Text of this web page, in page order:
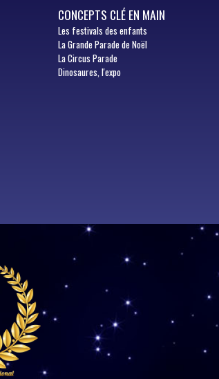
CONCEPTS CLÉ EN MAIN
Les festivals des enfants
La Grande Parade de Noël
La Circus Parade
Dinosaures, l'expo